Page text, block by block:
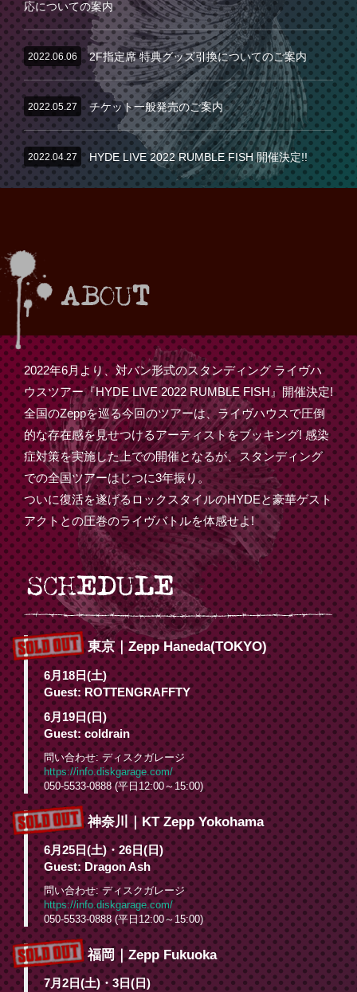
応についての案内
2022.06.06 2F指定席 特典グッズ引換についてのご案内
2022.05.27 チケット一般発売のご案内
2022.04.27 HYDE LIVE 2022 RUMBLE FISH 開催決定!!
2022年6月より、対バン形式のスタンディング ライヴハ
ウスツアー『HYDE LIVE 2022 RUMBLE FISH』開催決定!
全国のZeppを巡る今回のツアーは、ライヴハウスで圧倒
的な存在感を見せつけるアーティストをブッキング! 感染
症対策を実施した上での開催となるが、スタンディング
での全国ツアーはじつに3年振り。
ついに復活を遂げるロックスタイルのHYDEと豪華ゲスト
アクトとの圧巻のライヴバトルを体感せよ!
東京｜Zepp Haneda(TOKYO)
6月18日(土)
Guest: ROTTENGRAFFTY
6月19日(日)
Guest: coldrain
問い合わせ: ディスクガレージ
https://info.diskgarage.com/
050-5533-0888 (平日12:00～15:00)
神奈川｜KT Zepp Yokohama
6月25日(土)・26日(日)
Guest: Dragon Ash
問い合わせ: ディスクガレージ
https://info.diskgarage.com/
050-5533-0888 (平日12:00～15:00)
福岡｜Zepp Fukuoka
7月2日(土)・3日(日)